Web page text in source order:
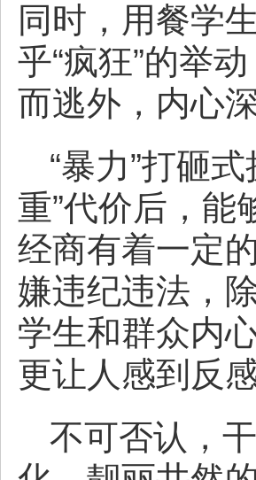
同时，用餐学
乎“疯狂”的举
而逃外，内心
“暴力”打砸
重”代价后，能
经商有着一定
嫌违纪违法，
学生和群众内
更让人感到反感
不可否认，